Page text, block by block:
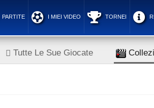
PARTITE I MIEI VIDEO TORNEI
Tutte Le Sue Giocate